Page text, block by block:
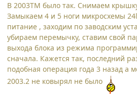
В 2003ТМ было так. Снимаем
Замыкаем 4 и 5 ноги микросхемы
питание , заходим по заводским
убираем перемычку, ставим свой
выхода блока из режима
сначала. Кажется так, последний
подобная операция года 3 назад а
2003.2 не ковырял не было